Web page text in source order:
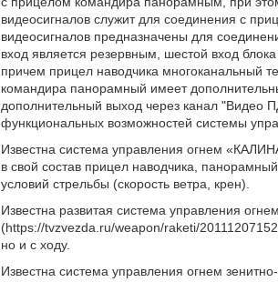
видеосигналов служит для соединения с
видеосигналов предназначены для
вход является резервным, шестой вход
причем прицел наводчика многоканальный
командира панорамный имеет
дополнительный выход через канал "Видео
функциональных возможностей системы
Известна система управления огнем
в свой состав прицел наводчика,
условий стрельбы (скорость ветра, крен).
Известна развитая система управления
(https://tvzvezda.ru/weapon/raketi/
но и с ходу.
Известна система управления огнем